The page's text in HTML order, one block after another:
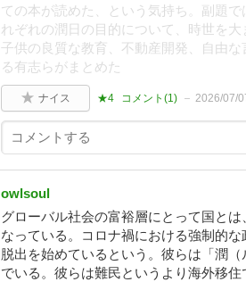
ての本が読めた、という気持ち。副題で
れぞれの潤日の目的について、時世を
子供の良質な教育、不動産開発、自由
る有志らがまとめた
ナイス ★4 コメント(1) 2026/07/
owlsoul
グローバル社会の富裕層にとって国と
なっている。コロナ禍における強制的
脱出を始めているという。彼らは「潤
でいる。彼らは難民というより海外移